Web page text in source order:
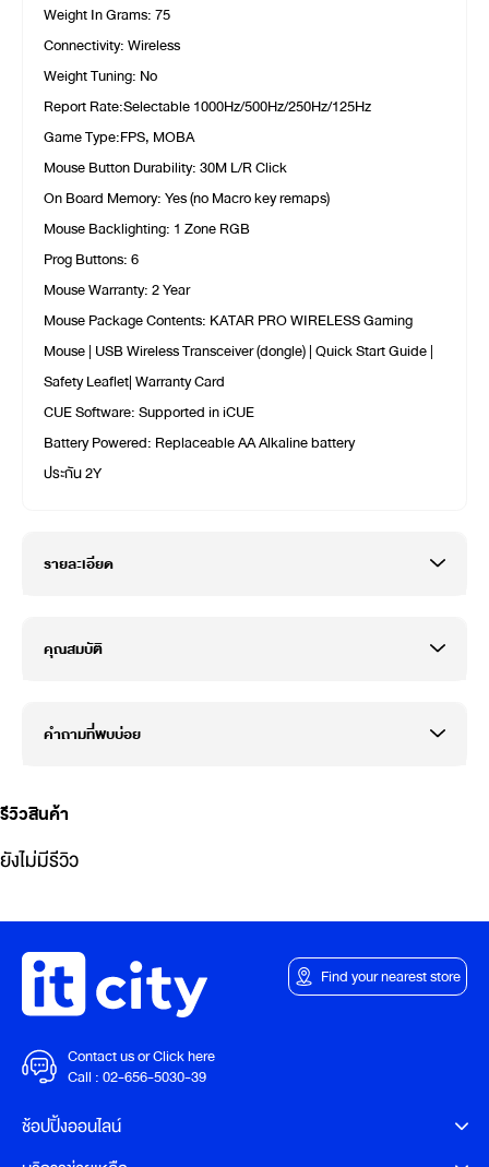
Weight In Grams: 75
Connectivity: Wireless
Weight Tuning: No
Report Rate:Selectable 1000Hz/500Hz/250Hz/125Hz
Game Type:FPS, MOBA
Mouse Button Durability: 30M L/R Click
On Board Memory: Yes (no Macro key remaps)
Mouse Backlighting: 1 Zone RGB
Prog Buttons: 6
Mouse Warranty: 2 Year
Mouse Package Contents: KATAR PRO WIRELESS Gaming
Mouse | USB Wireless Transceiver (dongle) | Quick Start Guide |
Safety Leaflet| Warranty Card
CUE Software: Supported in iCUE
Battery Powered: Replaceable AA Alkaline battery
ประกัน 2Y
รายละเอียด
คุณสมบัติ
คำถามที่พบบ่อย
รีวิวสินค้า
ยังไม่มีรีวิว
Contact us or Click here
Call :02-656-5030-39
Find your nearest store
ช้อปปิ้งออนไลน์